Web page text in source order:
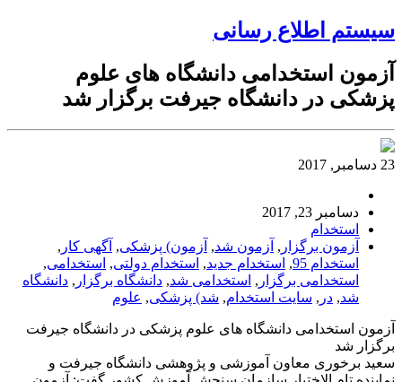
سیستم اطلاع رسانی
آزمون استخدامی دانشگاه های علوم
پزشکی در دانشگاه جیرفت برگزار شد
23 دسامبر, 2017
دسامبر 23, 2017
استخدام
آزمون برگزار , آزمون شد, آزمون) پزشکی, آگهی کار ,
استخدام 95
, استخدام جدید, استخدام دولتی, استخدامی,
استخدامی برگزار , استخدامی شد, دانشگاه برگزار , دانشگاه
شد, در , سایت استخدام, شد) پزشکی, علوم
آزمون استخدامی دانشگاه های علوم پزشکی در دانشگاه جیرفت
برگزار شد
سعید برخوری معاون آموزشی و پژوهشی دانشگاه جیرفت و